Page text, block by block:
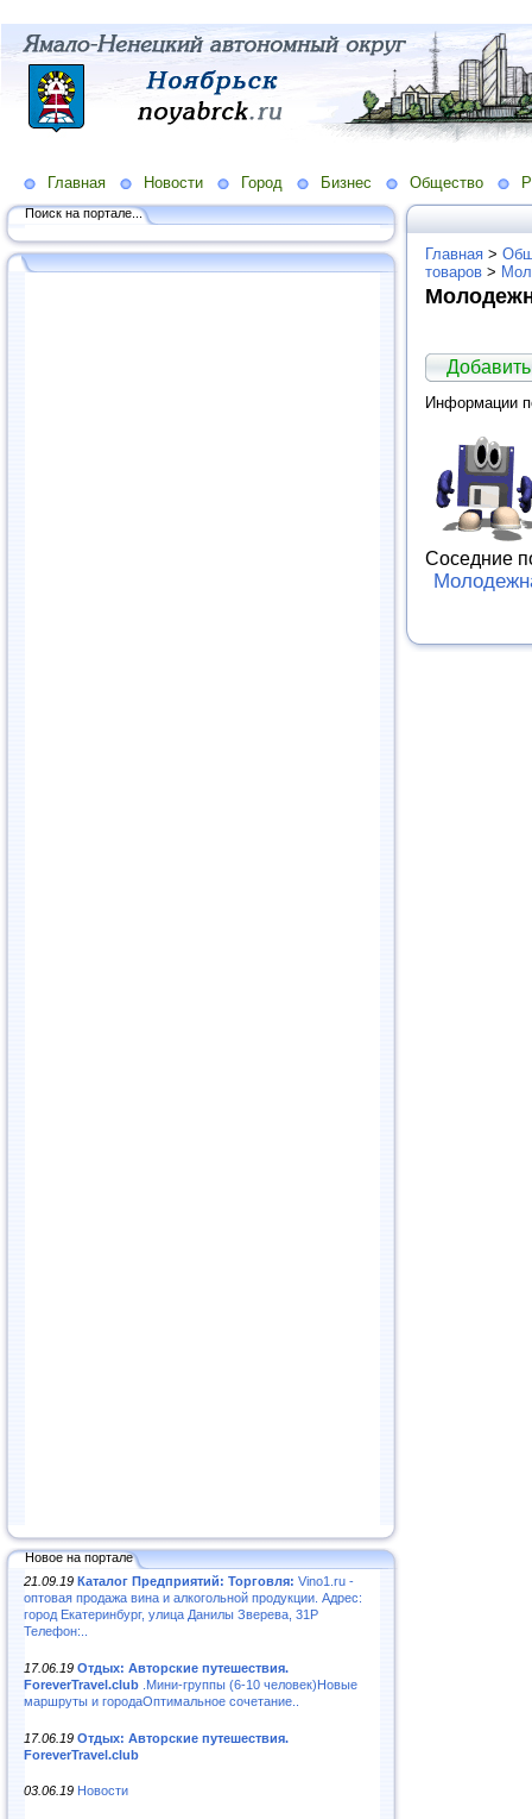
Главная Новости Город Бизнес Общество
Поиск на портале...
Новое на портале
21.09.19 Каталог Предприятий: Торговля: Vino1.ru -
оптовая продажа вина и алкогольной продукции. Адрес:
город Екатеринбург, улица Данилы Зверева, 31Р
Телефон:..
17.06.19 Отдых: Авторские путешествия.
ForeverTravel.club .Мини-группы (6-10 человек)Новые
маршруты и городаОптимальное сочетание..
17.06.19 Отдых: Авторские путешествия.
ForeverTravel.club
03.06.19 Новости
Главная >
товаров >
Информации
Соседние